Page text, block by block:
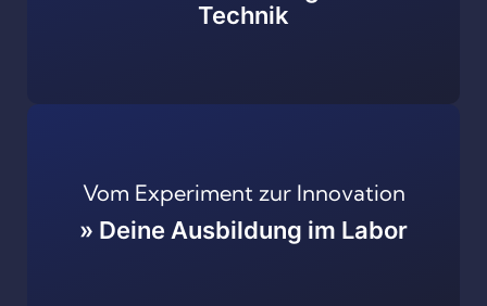
Technik
Vom Experiment zur Innovation
» Deine Ausbildung im Labor